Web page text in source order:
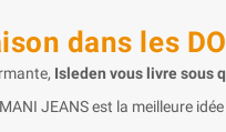
dans les
Isleden vous livre sous
JEANS est la meilleure